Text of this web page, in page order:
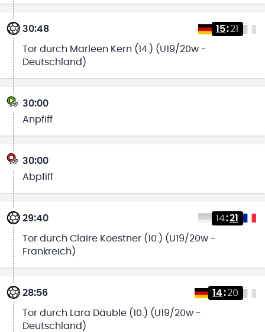
30:48 15:21
Tor durch Marleen Kern (14.) (U19/20w -
Deutschland)
30:00
Anpfiff
30:00
Abpfiff
29:40 14:21
Tor durch Claire Koestner (10.) (U19/20w -
Frankreich)
28:56 14:20
Tor durch Lara Däuble (10.) (U19/20w -
Deutschland)